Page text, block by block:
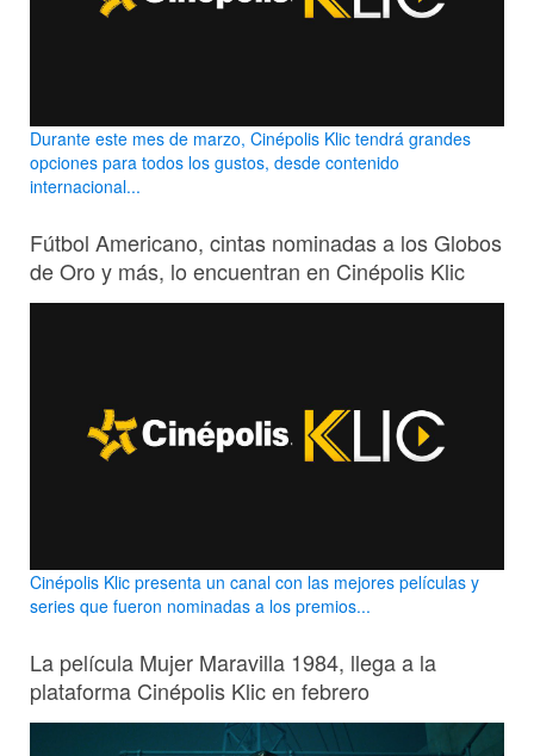
Durante este mes de marzo, Cinépolis Klic tendrá grandes
opciones para todos los gustos, desde contenido
internacional...
Fútbol Americano, cintas nominadas a los Globos
de Oro y más, lo encuentran en Cinépolis Klic
Cinépolis Klic presenta un canal con las mejores películas y
series que fueron nominadas a los premios...
La película Mujer Maravilla 1984, llega a la
plataforma Cinépolis Klic en febrero